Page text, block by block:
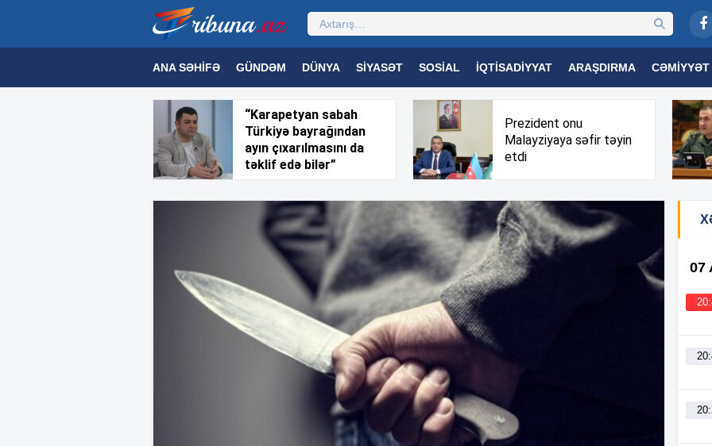
ANA SƏHIFƏ GÜNDƏM DÜNYA SIYASƏT SOSIAL İQTISADIYYAT ARAŞDIRMA CƏMIYYƏT
MƏDƏNIYYƏT MAQAZIN TEXNOLOGIYA TƏHSIL TRIBUNA TV
“Karapetyan sabah
Türkiyə bayrağından
ayın çıxarılmasını da
təklif edə bilər”
Prezident onu
Malayziyaya səfir təyin
etdi
07